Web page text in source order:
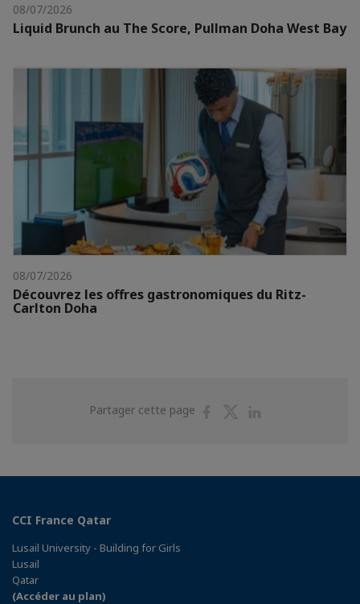
08/07/2026
Liquid Brunch au The Score, Pullman Doha West Bay
08/07/2026
Découvrez les offres gastronomiques du Ritz-
Carlton Doha
Partager cette page
PartagerPartager
CCI France Qatar
Lusail University - Building for Girls
Lusail
Qatar
(Accéder au plan)